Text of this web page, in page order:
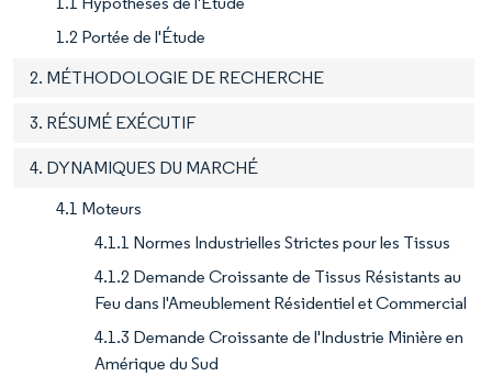
1.2 Portée de l'Étude
2. MÉTHODOLOGIE DE RECHERCHE
3. RÉSUMÉ EXÉCUTIF
4. DYNAMIQUES DU MARCHÉ
4.1 Moteurs
4.1.1 Normes Industrielles Strictes pour les Tissus
4.1.2 Demande Croissante de Tissus Résistants au
Feu dans l'Ameublement Résidentiel et Commercial
4.1.3 Demande Croissante de l'Industrie Minière en
Amérique du Sud